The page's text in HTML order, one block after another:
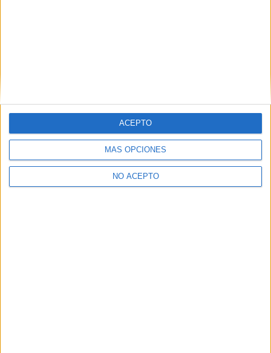
MÁS OPCIONES
NO ACEPTO
ACEPTO
Y como regalo de agradecimiento, por registrarte te daremos
gratis una copia de nuestro ebook con 100 consejos para tu
primer año de universidad